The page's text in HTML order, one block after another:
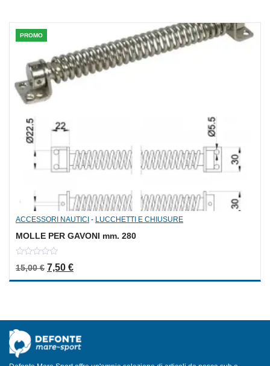
PROMO
ACCESSORI NAUTICI - LUCCHETTI E CHIUSURE
MOLLE PER GAVONI mm. 280
out
of
15,00€ Il prezzo originale era: 15,00 €.
7,50 €Il prezzo attuale è: 7,50 €.